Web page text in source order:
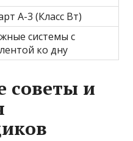
А-3 (Класс Вт)
системы с
ко дну
советы и